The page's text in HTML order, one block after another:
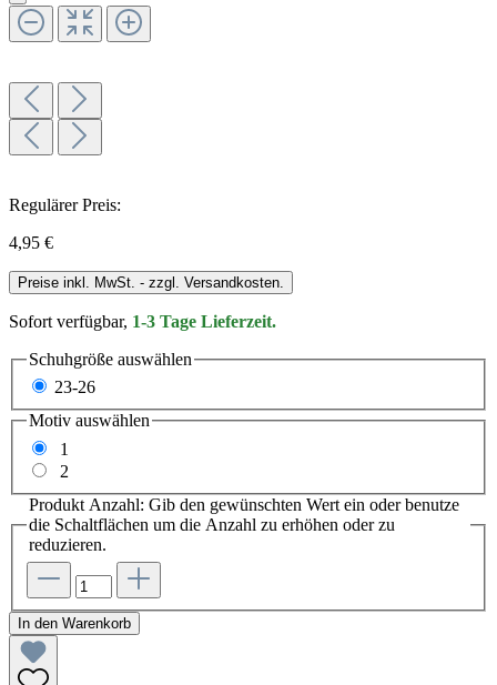
Regulärer Preis:
4,95 €
Preise inkl. MwSt. - zzgl. Versandkosten.
Sofort verfügbar, 1-3 Tage Lieferzeit.
Schuhgröße auswählen
23-26
Motiv auswählen
1
2
Produkt Anzahl: Gib den gewünschten Wert ein oder benutze
die Schaltflächen um die Anzahl zu erhöhen oder zu
reduzieren.
In den Warenkorb